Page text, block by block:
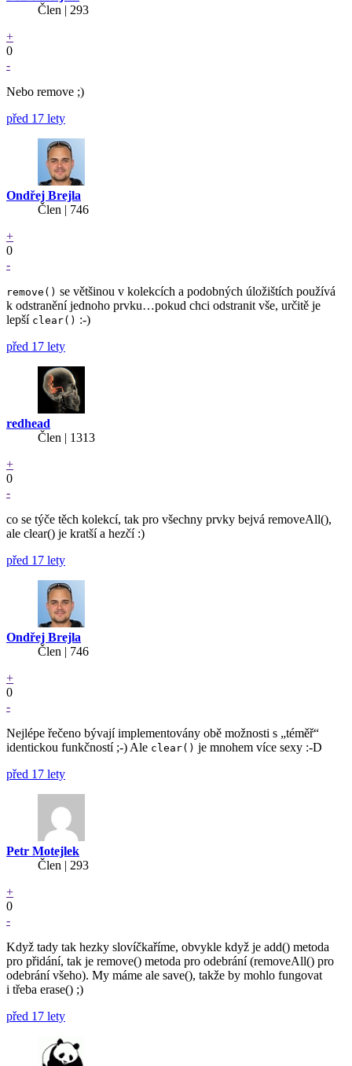
Člen | 293
+
0
-
Nebo remove ;)
před 17 lety
Ondřej Brejla
Člen | 746
+
0
-
remove() se většinou v kolekcích a podobných úložištích používá
k odstranění jednoho prvku…pokud chci odstranit vše, určitě je
lepší clear() :-)
před 17 lety
redhead
Člen | 1313
+
0
-
co se týče těch kolekcí, tak pro všechny prvky bejvá removeAll(),
ale clear() je kratší a hezčí :)
před 17 lety
Ondřej Brejla
Člen | 746
+
0
-
Nejlépe řečeno bývají implementovány obě možnosti s „téměř“
identickou funkčností ;-) Ale clear() je mnohem více sexy :-D
před 17 lety
Petr Motejlek
Člen | 293
+
0
-
Když tady tak hezky slovíčkaříme, obvykle když je add() metoda
pro přidání, tak je remove() metoda pro odebrání (removeAll() pro
odebrání všeho). My máme ale save(), takže by mohlo fungovat
i třeba erase() ;)
před 17 lety